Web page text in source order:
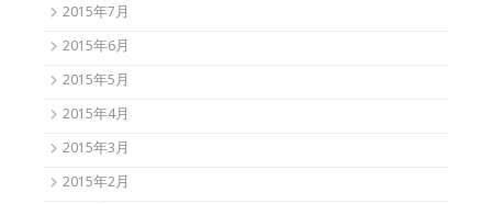
2015年7月
2015年6月
2015年5月
2015年4月
2015年3月
2015年2月